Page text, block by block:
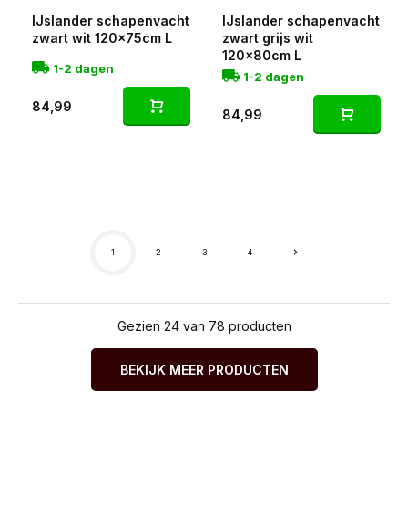
IJslander schapenvacht
zwart wit 120x75cm L
1-2 dagen
84,99
IJslander schapenvacht
zwart grijs wit
120x80cm L
1-2 dagen
84,99
1 2 3 4
Gezien 24 van 78 producten
BEKIJK MEER PRODUCTEN